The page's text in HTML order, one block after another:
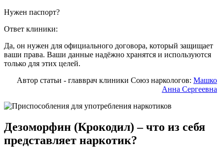
Нужен паспорт?
Ответ клиники:
Да, он нужен для официального договора, который защищает
ваши права. Ваши данные надёжно хранятся и используются
только для этих целей.
Автор статьи - главврач клиники Союз наркологов: Машко
Анна Сергеевна
Дезоморфин (Крокодил) – что из себя
представляет наркотик?